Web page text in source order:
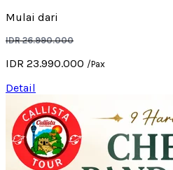
Mulai dari
IDR 26.990.000
IDR 23.990.000 /Pax
Detail